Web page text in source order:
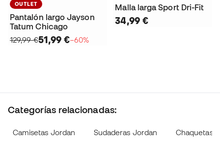
OUTLET
Pantalón largo Jayson
Tatum Chicago
129,99 €51,99 €−60%
Malla larga Sport Dri-Fit
34,99 €
Categorías relacionadas:
Camisetas Jordan Sudaderas Jordan Chaquetas